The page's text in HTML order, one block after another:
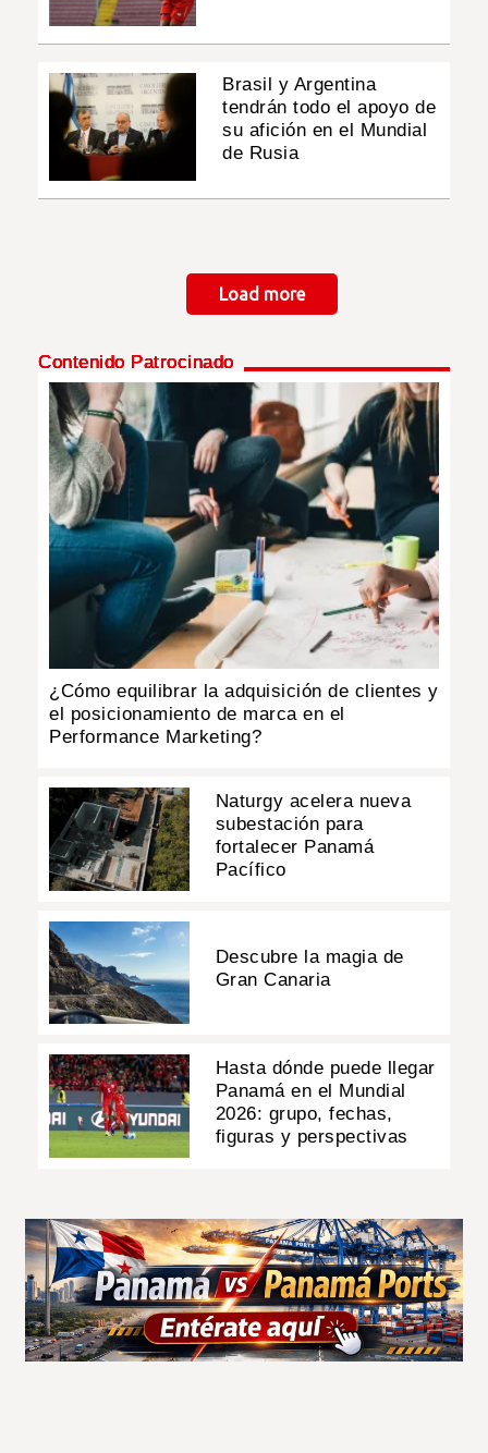
Brasil y Argentina
tendrán todo el apoyo de
su afición en el Mundial
de Rusia
Load more
Contenido Patrocinado
¿Cómo equilibrar la adquisición de clientes y
el posicionamiento de marca en el
Performance Marketing?
Naturgy acelera nueva
subestación para
fortalecer Panamá
Pacífico
Descubre la magia de
Gran Canaria
Hasta dónde puede llegar
Panamá en el Mundial
2026: grupo, fechas,
figuras y perspectivas